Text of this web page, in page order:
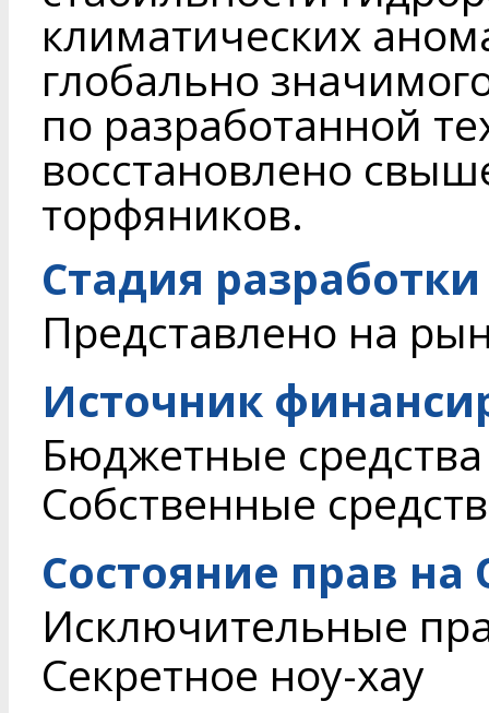
климатических
глобально
по разработанной
восстановлено
торфяников.
Стадия разработки
Представлено на
Источник
Бюджетные средства
Собственные
Состояние прав на
Исключительные
Секретное ноу-хау